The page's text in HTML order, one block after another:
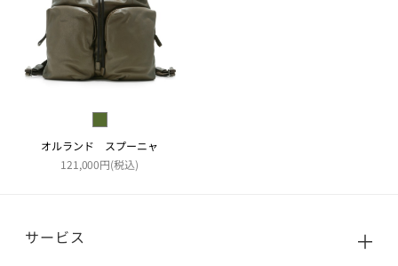
オルランド スプーニャ
121,000円(税込)
サービス